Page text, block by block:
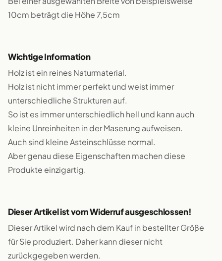
10cm beträgt die Höhe 7,5cm
Wichtige Information
Holz ist ein reines Naturmaterial.
Holz ist nicht immer perfekt und weist immer
unterschiedliche Strukturen auf.
So ist es immer unterschiedlich hell und kann auch
kleine Unreinheiten in der Maserung aufweisen.
Auch sind kleine Asteinschlüsse normal.
Aber genau diese Eigenschaften machen diese
Produkte einzigartig.
Dieser Artikel ist vom Widerruf ausgeschlossen!
Dieser Artikel wird nach dem Kauf in bestellter Größe
für Sie produziert. Daher kann dieser nicht
zurückgegeben werden.